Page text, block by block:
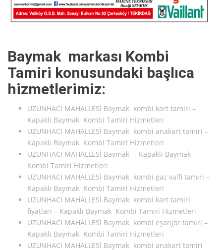
Baymak markası Kombi
Tamiri konusundaki başlıca
hizmetlerimiz:
UZUNHACI MAHALLESİ Baymak kombi kart tamiri –
Kapaklı Baymak Kombi Tamiri Hizmetleri
UZUNHACI MAHALLESİ Baymak kombi anakart tamiri –
Kapaklı Baymak Kombi Tamiri Hizmetleri
UZUNHACI MAHALLESİ Baymak – Kapaklı Baymak
Kombi Tamiri Hizmetleri
UZUNHACI MAHALLESİ Baymak kombi gaz valfi tamiri –
Kapaklı Baymak Kombi Tamiri Hizmetleri
UZUNHACI MAHALLESİ Baymak kombi kart tamiri
fiyatları – Kapaklı Baymak Kombi Tamiri Hizmetleri
UZUNHACI MAHALLESİ Baymak kombi eşanjör tamiri –
Kapaklı Baymak Kombi Tamiri Hizmetleri
UZUNHACI MAHALLESİ Baymak kombi anakart tamiri